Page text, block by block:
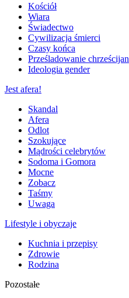
Kościół
Wiara
Świadectwo
Cywilizacja śmierci
Czasy końca
Prześladowanie chrześcijan
Ideologia gender
Jest afera!
Skandal
Afera
Odlot
Szokujące
Mądrości celebrytów
Sodoma i Gomora
Mocne
Zobacz
Taśmy
Uwaga
Lifestyle i obyczaje
Kuchnia i przepisy
Zdrowie
Rodzina
Pozostałe